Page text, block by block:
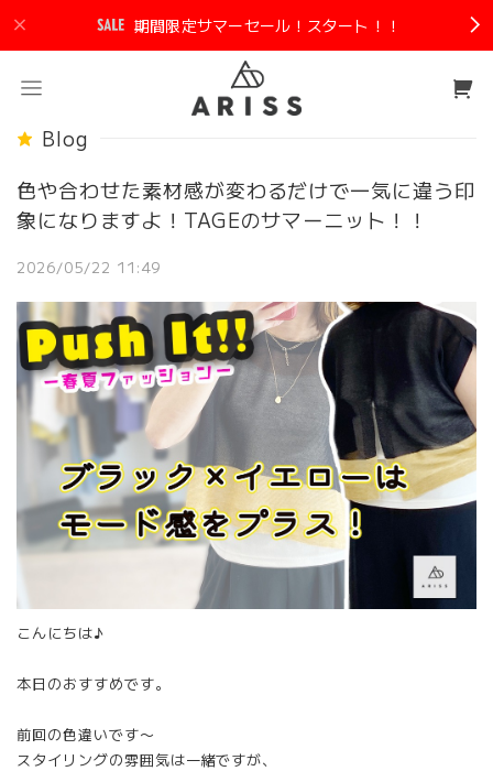
期間限定サマーセール！スタート！！
Blog
色や合わせた素材感が変わるだけで一気に違う印
象になりますよ！TAGEのサマーニット！！
2026/05/22 11:49
こんにちは♪
本日のおすすめです。
前回の色違いです〜
スタイリングの雰囲気は一緒ですが、